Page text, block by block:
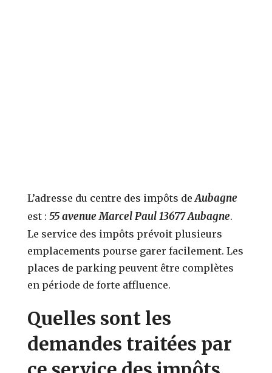
L’adresse du centre des impôts deAubagne
est : 55 avenue Marcel Paul 13677 Aubagne.
Le service des impôts prévoit plusieurs
emplacements pourse garer facilement. Les
places de parking peuvent être complètes
en période de forte affluence.
Quelles sont les
demandes traitées par